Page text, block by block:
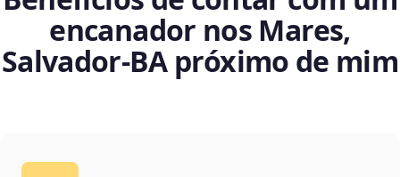
encanador nos Mares,
Salvador‑BA próximo de mim